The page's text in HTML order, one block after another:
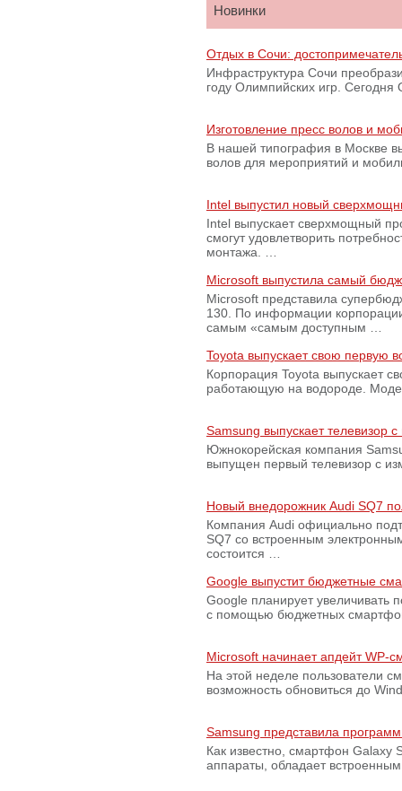
Новинки
Отдых в Сочи:
Инфраструктура Сочи
году Олимпийских игр.
Изготовление пресс волов и
В нашей типография в Москве
волов для мероприятий и
Intel выпустил новый
Intel выпускает сверхмощный
смогут удовлетворить
монтажа. …
Microsoft выпустила самый
Microsoft представила
130. По информации
самым «самым доступным …
Toyota выпускает свою первую
Корпорация Toyota выпускает
работающую на водороде.
Samsung выпускает телевизор
Южнокорейская компания
выпущен первый телевизор с
Новый внедорожник Audi SQ7
Компания Audi официально
SQ7 со встроенным
состоится …
Google выпустит бюджетные
Google планирует увеличивать
с помощью бюджетных
Microsoft начинает апдейт WP-
На этой неделе пользователи
возможность обновиться до
Samsung представила
Как известно, смартфон Galaxy
аппараты, обладает